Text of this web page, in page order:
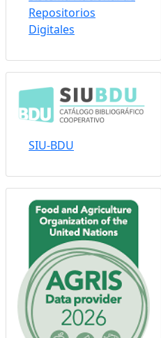
Sistema Nacional de
Repositorios
SIU-BDU